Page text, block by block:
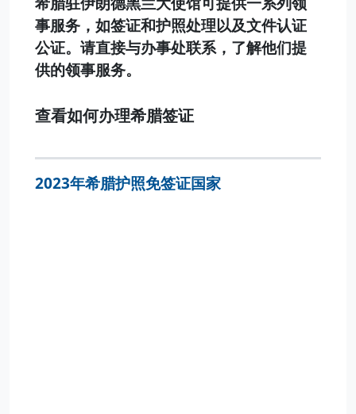
事服务，如签证和护照处理以及文件认证
公证。请直接与办事处联系，了解他们提
供的领事服务。
查看如何办理希腊签证
2023年希腊护照免签证国家